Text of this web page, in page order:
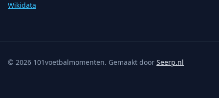
Wikidata
© 2026 101voetbalmomenten. Gemaakt door Seerp.nl